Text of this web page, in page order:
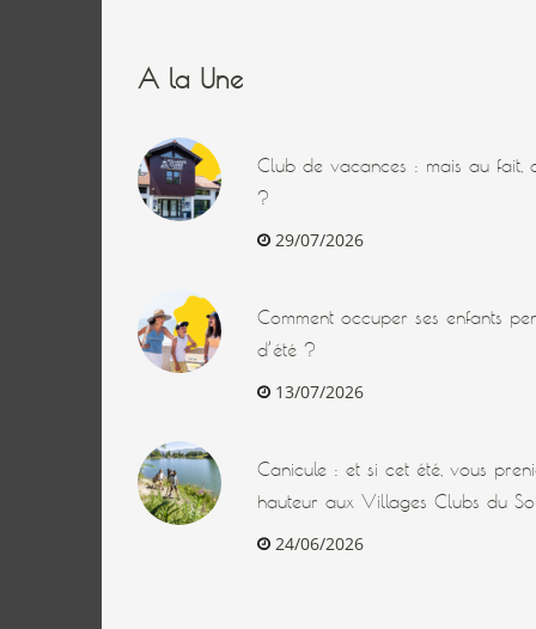
A la Une
Club de vacances : mais au fait,
?
29/07/2026
Comment occuper ses enfants
d’été ?
13/07/2026
Canicule : et si cet été, vous
hauteur aux Villages Clubs du
24/06/2026